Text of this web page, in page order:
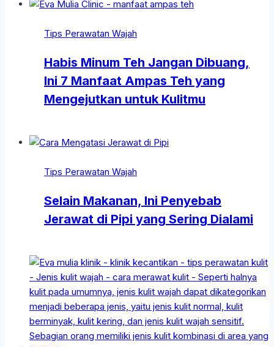
Tips Perawatan Wajah
Habis Minum Teh Jangan Dibuang,
Ini 7 Manfaat Ampas Teh yang
Mengejutkan untuk Kulitmu
Tips Perawatan Wajah
Selain Makanan, Ini Penyebab
Jerawat di Pipi yang Sering Dialami